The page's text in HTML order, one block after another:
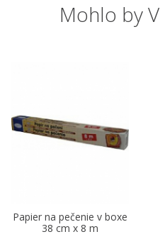
Mohlo by
Toaletný papier MAX
vr. 100% celuloza,